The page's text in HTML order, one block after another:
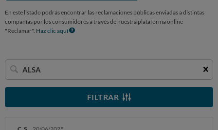
En este listado podrás encontrar las reclamaciones públicas enviadas a distintas
compañías por los consumidores a través de nuestra plataforma online
"Reclamar". Haz clic aquí
Buscar
una
empresa
FILTRAR